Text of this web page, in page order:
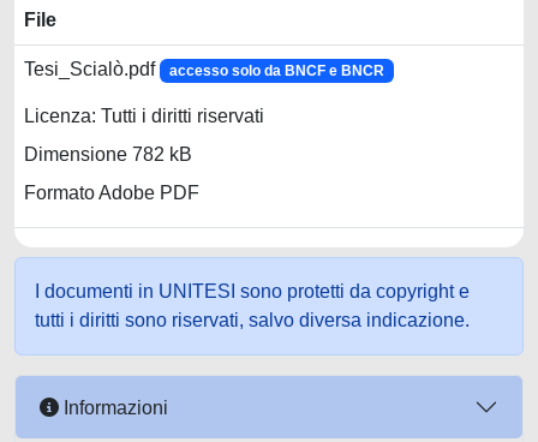
File
Tesi_Scialò.pdf accesso solo da BNCF e BNCR
Licenza: Tutti i diritti riservati
Dimensione 782 kB
Formato Adobe PDF
I documenti in UNITESI sono protetti da copyright e
tutti i diritti sono riservati, salvo diversa indicazione.
Informazioni